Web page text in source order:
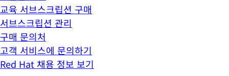
교육 서브스크립션 구매
서브스크립션 관리
구매 문의처
고객 서비스에 문의하기
Red Hat 채용 정보 보기